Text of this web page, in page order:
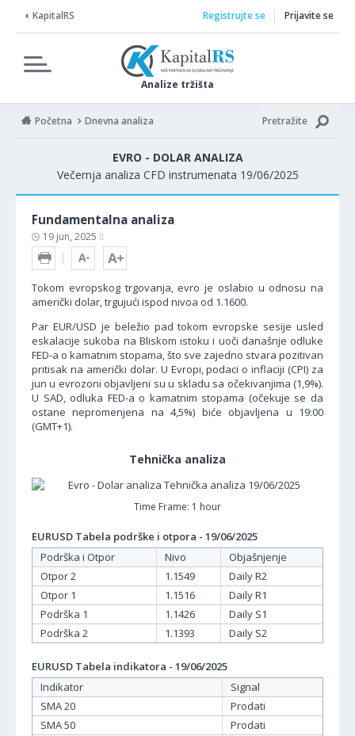
KapitalRS
Analize tržišta
Registrujte se Prijavite se
Početna Dnevna analiza Pretražite
EVRO - DOLAR ANALIZA
Večernja analiza CFD instrumenata 19/06/2025
Fundamentalna analiza
19 jun, 2025
Tokom evropskog trgovanja, evro je oslabio u odnosu na
američki dolar, trgujući ispod nivoa od 1.1600.
Par EUR/USD je beležio pad tokom evropske sesije usled
eskalacije sukoba na Bliskom istoku i uoči današnje odluke
FED-a o kamatnim stopama, što sve zajedno stvara pozitivan
pritisak na američki dolar. U Evropi, podaci o inflaciji (CPI) za
jun u evrozoni objavljeni su u skladu sa očekivanjima (1,9%).
U SAD, odluka FED-a o kamatnim stopama (očekuje se da
ostane nepromenjena na 4,5%) biće objavljena u 19:00
(GMT+1).
Tehnička analiza
Time Frame: 1 hour
EURUSD Tabela podrške i otpora - 19/06/2025
Podrška i Otpor
Nivo
Objašnjenje
Otpor 2
1.1549
Daily R2
Otpor 1
1.1516
Daily R1
Podrška 1
1.1426
Daily S1
Podrška 2
1.1393 Daily S2
EURUSD Tabela indikatora - 19/06/2025
Indikator
Signal
SMA 20
Prodati
SMA 50
Prodati